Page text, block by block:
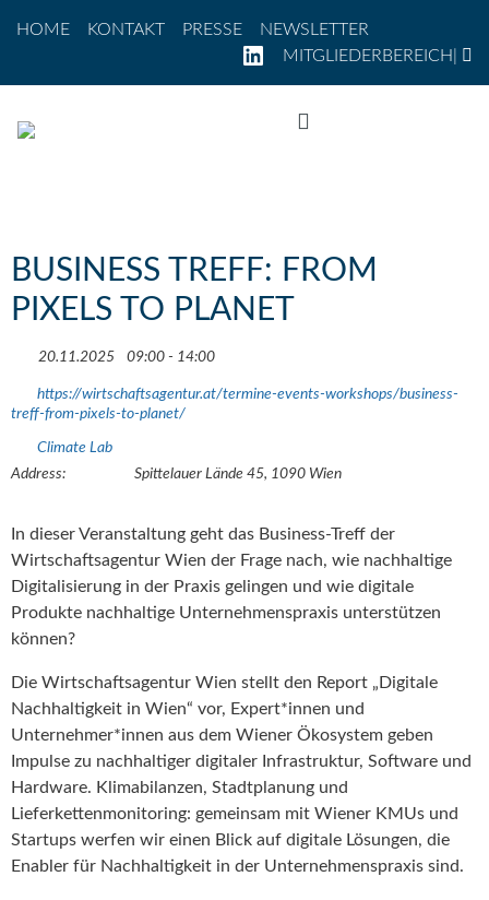
HOME
KONTAKT PRESSE NEWSLETTER
LINKEDIN
MITGLIEDERBEREICH
BUSINESS TREFF: FROM
PIXELS TO PLANET
20.11.2025 09:00 - 14:00
https://wirtschaftsagentur.at/termine-events-workshops/business-
treff-from-pixels-to-planet/
Climate Lab
Address:
Spittelauer Lände 45, 1090 Wien
In dieser Veranstaltung geht das Business-Treff der
Wirtschaftsagentur Wien der Frage nach, wie nachhaltige
Digitalisierung in der Praxis gelingen und wie digitale
Produkte nachhaltige Unternehmenspraxis unterstützen
können?
Die Wirtschaftsagentur Wien stellt den Report „Digitale
Nachhaltigkeit in Wien“ vor, Expert*innen und
Unternehmer*innen aus dem Wiener Ökosystem geben
Impulse zu nachhaltiger digitaler Infrastruktur, Software und
Hardware. Klimabilanzen, Stadtplanung und
Lieferkettenmonitoring: gemeinsam mit Wiener KMUs und
Startups werfen wir einen Blick auf digitale Lösungen, die
Enabler für Nachhaltigkeit in der Unternehmenspraxis sind.